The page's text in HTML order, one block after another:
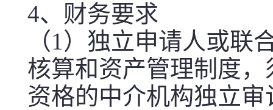
4、财务要求
（1）独立申请人或联
核算和资产管理制度，
资格的中介机构独立